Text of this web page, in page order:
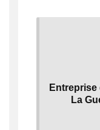
La